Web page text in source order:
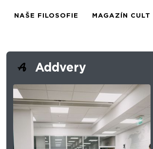
NAŠE FILOSOFIE MAGAZÍN CULT
Addvery